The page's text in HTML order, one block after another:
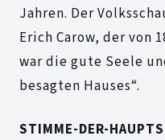
Jahren. Der
Erich Carow, der von
war die gute Seele
besagten Hauses“.
STIMME-DER-